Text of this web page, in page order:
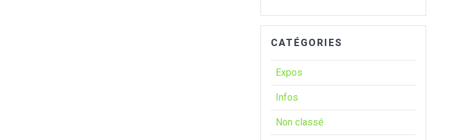
CATÉGORIES
Expos
Infos
Non classé